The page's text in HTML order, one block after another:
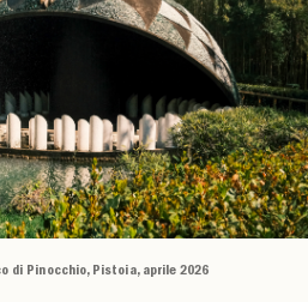
di Pinocchio, Pistoia, aprile 2026